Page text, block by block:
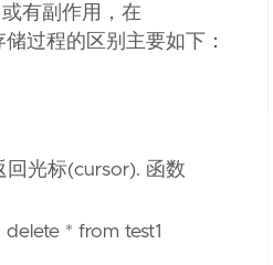
有副作用，在
过程的区别主要如下：
回光标(cursor). 函数
* from test1